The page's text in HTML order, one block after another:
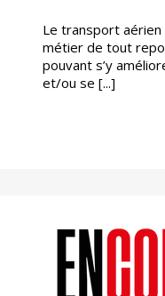
Le transport aérien
métier de tout
pouvant s’y
et/ou se [...]